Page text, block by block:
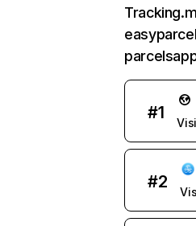
#1
#2